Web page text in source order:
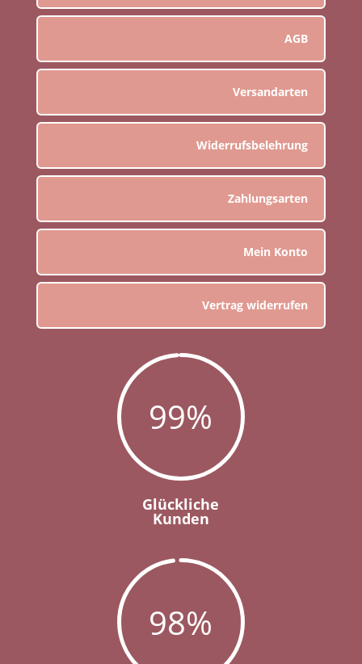
AGB
Versandarten
Widerrufsbelehrung
Zahlungsarten
Mein Konto
Vertrag widerrufen
99%
Glückliche
Kunden
98%